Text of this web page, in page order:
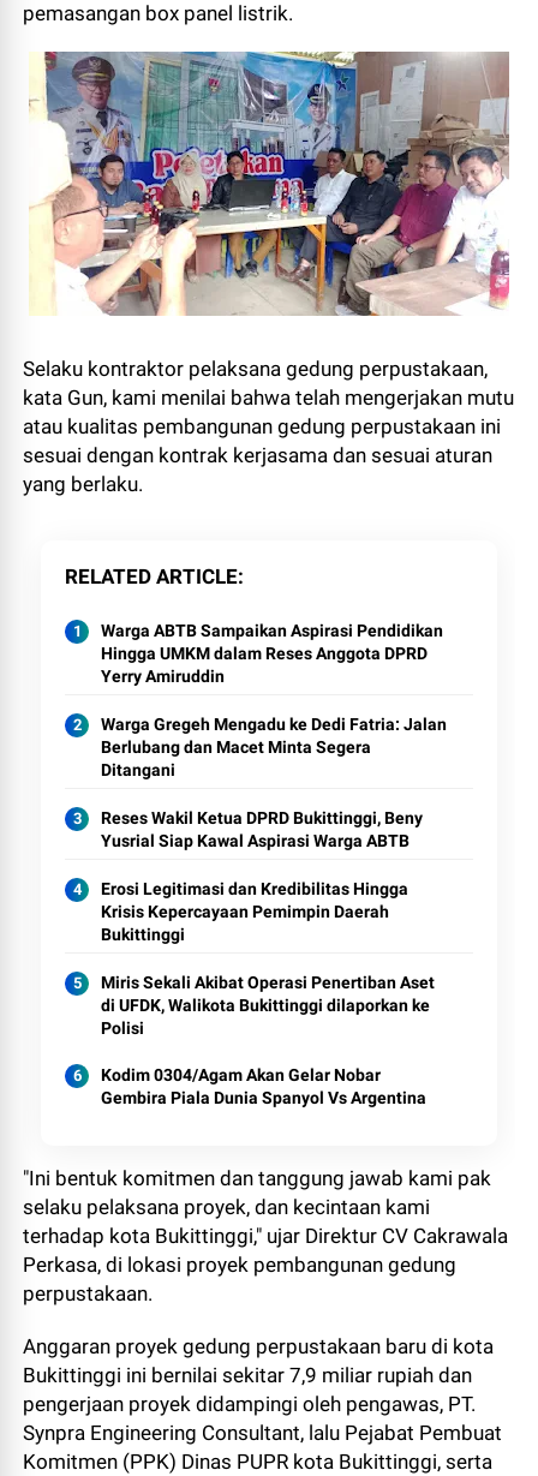
pemasangan box panel listrik.
Selaku kontraktor pelaksana gedung perpustakaan,
kata Gun, kami menilai bahwa telah mengerjakan mutu
atau kualitas pembangunan gedung perpustakaan ini
sesuai dengan kontrak kerjasama dan sesuai aturan
yang berlaku.
RELATED ARTICLE
Warga ABTB Sampaikan Aspirasi Pendidikan
Hingga UMKM dalam Reses Anggota DPRD
Yerry Amiruddin
Warga Gregeh Mengadu ke Dedi Fatria: Jalan
Berlubang dan Macet Minta Segera
Ditangani
Reses Wakil Ketua DPRD Bukittinggi, Beny
Yusrial Siap Kawal Aspirasi Warga ABTB
Erosi Legitimasi dan Kredibilitas Hingga
Krisis Kepercayaan Pemimpin Daerah
Bukittinggi
Miris Sekali Akibat Operasi Penertiban Aset
di UFDK, Walikota Bukittinggi dilaporkan ke
Polisi
Kodim 0304/Agam Akan Gelar Nobar
Gembira Piala Dunia Spanyol Vs Argentina
"Ini bentuk komitmen dan tanggung jawab kami pak
selaku pelaksana proyek, dan kecintaan kami
terhadap kota Bukittinggi," ujar Direktur CV Cakrawala
Perkasa, di lokasi proyek pembangunan gedung
perpustakaan.
Anggaran proyek gedung perpustakaan baru di kota
Bukittinggi ini bernilai sekitar 7,9 miliar rupiah dan
pengerjaan proyek didampingi oleh pengawas, PT.
Synpra Engineering Consultant, lalu Pejabat Pembuat
Komitmen (PPK) Dinas PUPR kota Bukittinggi, serta